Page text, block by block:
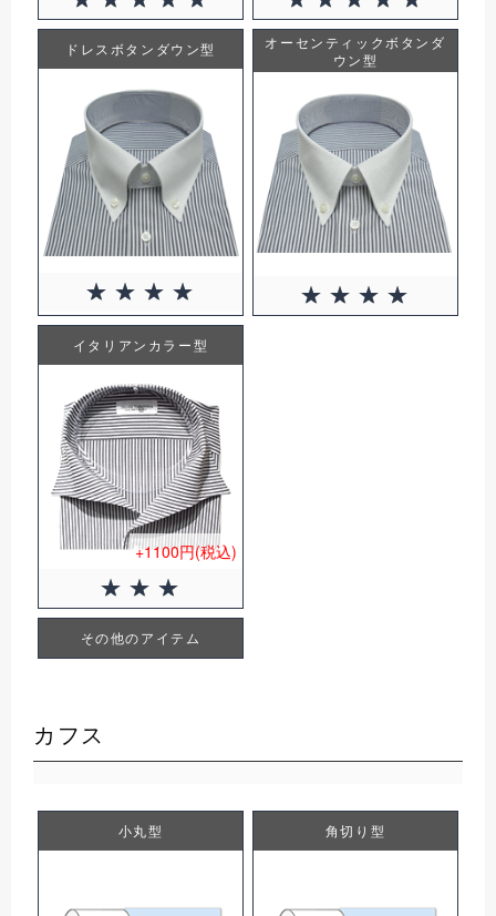
ドレスボタンダウン型
オーセンティックボタンダ
ウン型
イタリアンカラー型
+1100円(税込)
その他のアイテム
カフス
小丸型 角切り型